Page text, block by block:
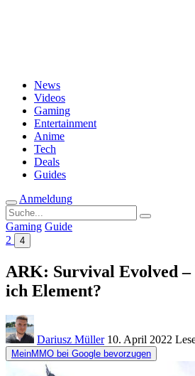
News
Videos
Gaming
Entertainment
Anime
Tech
Deals
Guides
Anmeldung
Suche
nach:
Gaming Guide
2
4
ARK: Survival Evolved –
ich Element?
Dariusz Müller 10. April 2022
MeinMMO bei Google bevorzugen